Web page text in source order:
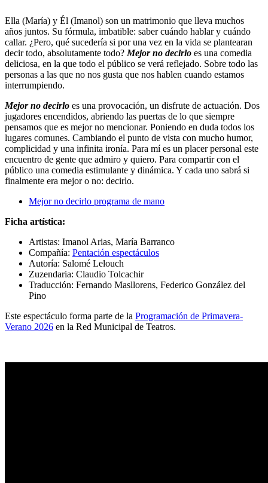
Ella (María) y Él (Imanol) son un matrimonio que lleva muchos
años juntos. Su fórmula, imbatible: saber cuándo hablar y cuándo
callar. ¿Pero, qué sucedería si por una vez en la vida se plantearan
decir todo, absolutamente todo? Mejor no decirlo es una comedia
deliciosa, en la que todo el público se verá reflejado. Sobre todo las
personas a las que no nos gusta que nos hablen cuando estamos
interrumpiendo.
Mejor no decirlo es una provocación, un disfrute de actuación. Dos
jugadores encendidos, abriendo las puertas de lo que siempre
pensamos que es mejor no mencionar. Poniendo en duda todos los
lugares comunes. Cambiando el punto de vista con mucho humor,
complicidad y una infinita ironía. Para mí es un placer personal este
encuentro de gente que admiro y quiero. Para compartir con el
público una comedia estimulante y dinámica. Y cada uno sabrá si
finalmente era mejor o no: decirlo.
Mejor no decirlo programa de mano
Ficha artística:
Artistas: Imanol Arias, María Barranco
Compañía: Pentación espectáculos
Autoría: Salomé Lelouch
Zuzendaria: Claudio Tolcachir
Traducción: Fernando Masllorens, Federico González del
Pino
Este espectáculo forma parte de la Programación de Primavera-
Verano 2026 en la Red Municipal de Teatros.